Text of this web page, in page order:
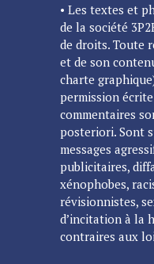
• Les textes et
de la société
de droits. Toute
et de son
charte
permission
commentaires
posteriori. Sont
messages
publicitaires,
xénophobes,
révisionnistes,
d’incitation à la
contraires aux